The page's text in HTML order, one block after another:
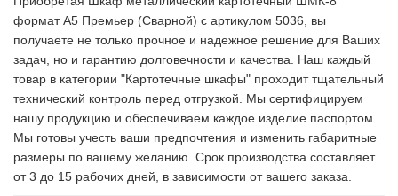
формат А5 Премьер (Сварной) c артикулом 5036, вы
получаете не только прочное и надежное решение для Ваших
задач, но и гарантию долговечности и качества. Наш каждый
товар в категории "Картотечные шкафы" проходит тщательный
технический контроль перед отгрузкой. Мы сертифицируем
нашу продукцию и обеспечиваем каждое изделие паспортом.
Мы готовы учесть ваши предпочтения и изменить габаритные
размеры по вашему желанию. Срок производства составляет
от 3 до 15 рабочих дней, в зависимости от вашего заказа.